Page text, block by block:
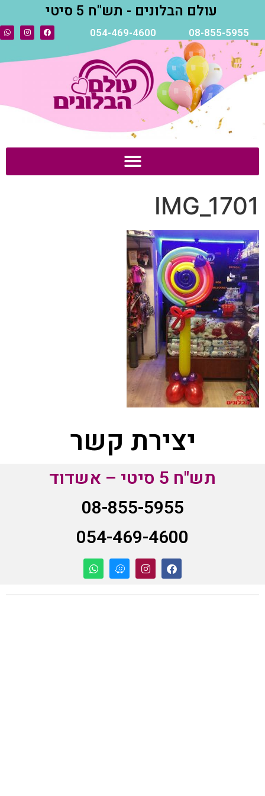
עולם הבלונים - תש"ח 5 סיטי
08-855-5955
054-469-4600
IMG_1701
יצירת קשר
תש"ח 5 סיטי – אשדוד
08-855-5955
054-469-4600